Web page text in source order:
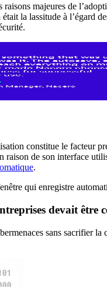
majeures de
la lassitude à l’égard
constitue le facteur
raison de son interface
.
qui enregistre
devait être
sans sacrifier la